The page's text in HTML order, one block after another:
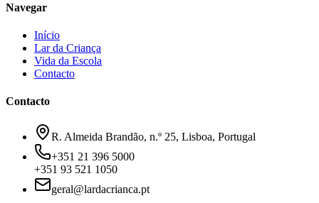
Navegar
Início
Lar da Criança
Vida da Escola
Contacto
Contacto
R. Almeida Brandão, n.º 25, Lisboa, Portugal
+351 21 396 5000
+351 93 521 1050
geral@lardacrianca.pt